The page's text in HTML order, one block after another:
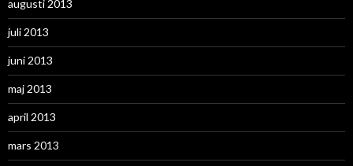
augusti 2013
juli 2013
juni 2013
maj 2013
april 2013
mars 2013